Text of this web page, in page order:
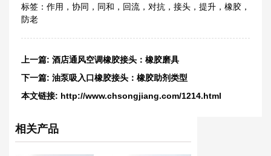
标签： 作用 ， 协同 ， 同和 ， 回流 ， 对抗 ， 接头 ， 提升 ， 橡胶 ，
防老
上一篇: 酒店通风空调橡胶接头：橡胶磨具
下一篇: 油泵吸入口橡胶接头：橡胶助剂类型
本文链接: http://www.chsongjiang.com/1214.html
相关产品